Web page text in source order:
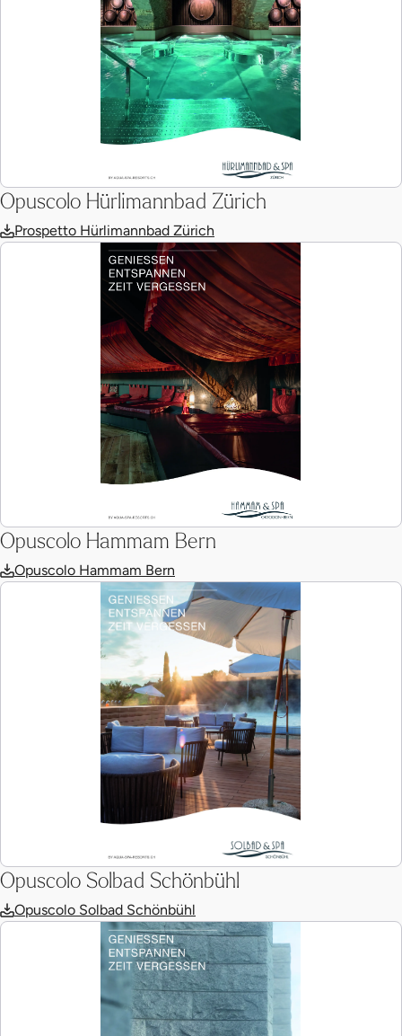
Opuscolo Hürlimannbad Zürich
Prospetto Hürlimannbad Zürich
Opuscolo Hammam Bern
Opuscolo Hammam Bern
Opuscolo Solbad Schönbühl
Opuscolo Solbad Schönbühl